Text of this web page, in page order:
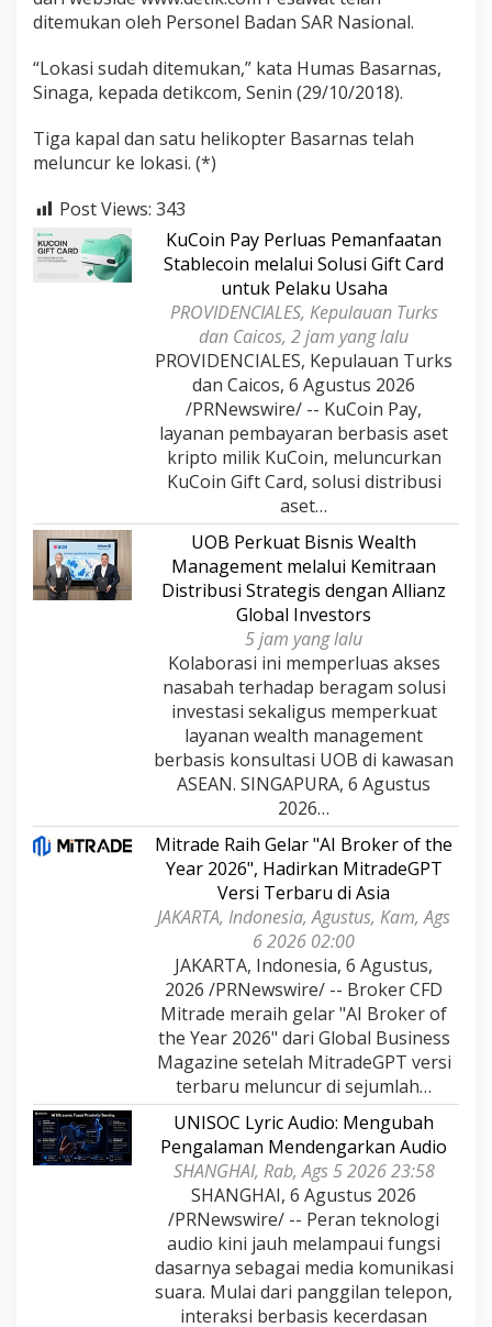
ditemukan oleh Personel Badan SAR Nasional.
“Lokasi sudah ditemukan,” kata Humas Basarnas,
Sinaga, kepada detikcom, Senin (29/10/2018).
Tiga kapal dan satu helikopter Basarnas telah
meluncur ke lokasi. (*)
Post Views: 343
KuCoin Pay Perluas Pemanfaatan
Stablecoin melalui Solusi Gift Card
untuk Pelaku Usaha
PROVIDENCIALES, Kepulauan Turks
dan Caicos, 2 jam yang lalu
PROVIDENCIALES, Kepulauan Turks
dan Caicos, 6 Agustus 2026
/PRNewswire/ -- KuCoin Pay,
layanan pembayaran berbasis aset
kripto milik KuCoin, meluncurkan
KuCoin Gift Card, solusi distribusi
aset…
UOB Perkuat Bisnis Wealth
Management melalui Kemitraan
Distribusi Strategis dengan Allianz
Global Investors
5 jam yang lalu
Kolaborasi ini memperluas akses
nasabah terhadap beragam solusi
investasi sekaligus memperkuat
layanan wealth management
berbasis konsultasi UOB di kawasan
ASEAN. SINGAPURA, 6 Agustus
2026…
Mitrade Raih Gelar "AI Broker of the
Year 2026", Hadirkan MitradeGPT
Versi Terbaru di Asia
JAKARTA, Indonesia, Agustus, Kam, Ags
6 2026 02:00
JAKARTA, Indonesia, 6 Agustus,
2026 /PRNewswire/ -- Broker CFD
Mitrade meraih gelar "AI Broker of
the Year 2026" dari Global Business
Magazine setelah MitradeGPT versi
terbaru meluncur di sejumlah…
UNISOC Lyric Audio: Mengubah
Pengalaman Mendengarkan Audio
SHANGHAI, Rab, Ags 5 2026 23:58
SHANGHAI, 6 Agustus 2026
/PRNewswire/ -- Peran teknologi
audio kini jauh melampaui fungsi
dasarnya sebagai media komunikasi
suara. Mulai dari panggilan telepon,
interaksi berbasis kecerdasan